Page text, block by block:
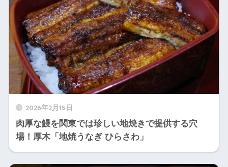
2026年2月15日
肉厚な鰻を関東では珍しい地焼きで提供する穴
場！厚木「地焼うなぎ ひらさわ」